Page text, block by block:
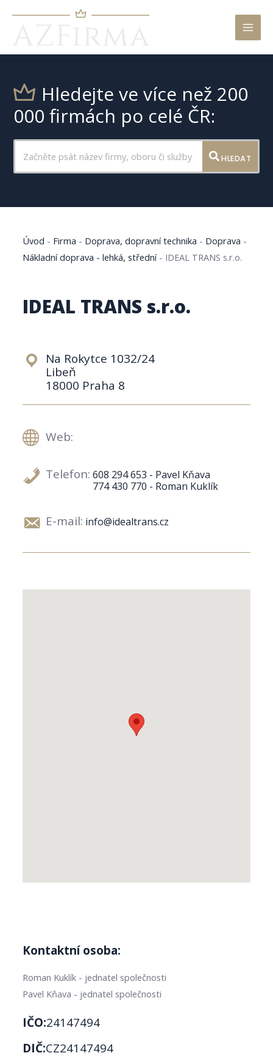
Hledejte ve více než 200
000 firmách po celé ČR:
HLEDAT
Úvod - Firma - Doprava, dopravní technika - Doprava -
Nákladní doprava - lehká, střední- IDEAL TRANS s.r.o.
IDEAL TRANS s.r.o.
Na Rokytce 1032/24
Libeň
18000 Praha 8
Web:
Telefon: 608 294 653 - Pavel Kňava
774 430 770 - Roman Kuklík
E-mail: info@idealtrans.cz
Kontaktní osoba:
Roman Kuklík - jednatel společnosti
Pavel Kňava - jednatel společnosti
IČO:24147494
DIČ:CZ24147494